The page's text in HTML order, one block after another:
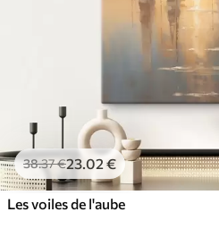
38.37€23.02 €
Les voiles de l'aube